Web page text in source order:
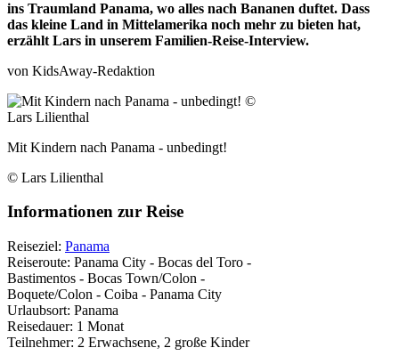
ins Traumland Panama, wo alles nach Bananen duftet. Dass
das kleine Land in Mittelamerika noch mehr zu bieten hat,
erzählt Lars in unserem Familien-Reise-Interview.
von KidsAway-Redaktion
Mit Kindern nach Panama - unbedingt!
© Lars Lilienthal
Informationen zur Reise
Reiseziel: Panama
Reiseroute: Panama City - Bocas del Toro -
Bastimentos - Bocas Town/Colon -
Boquete/Colon - Coiba - Panama City
Urlaubsort: Panama
Reisedauer: 1 Monat
Teilnehmer: 2 Erwachsene, 2 große Kinder